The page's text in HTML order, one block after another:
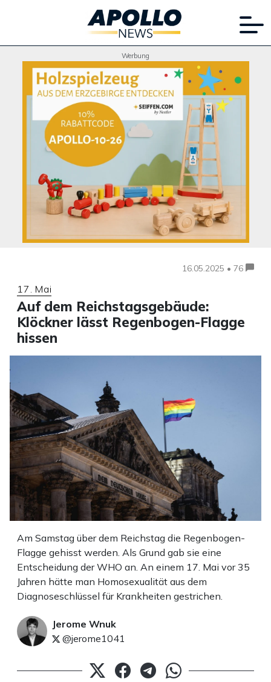
Werbung
16.05.2025 • 76
17. Mai
Auf dem Reichstagsgebäude:
Klöckner lässt Regenbogen-Flagge
hissen
Am Samstag über dem Reichstag die Regenbogen-
Flagge gehisst werden. Als Grund gab sie eine
Entscheidung der WHO an. An einem 17. Mai vor 35
Jahren hätte man Homosexualität aus dem
Diagnoseschlüssel für Krankheiten gestrichen.
Jerome Wnuk
@jerome1041